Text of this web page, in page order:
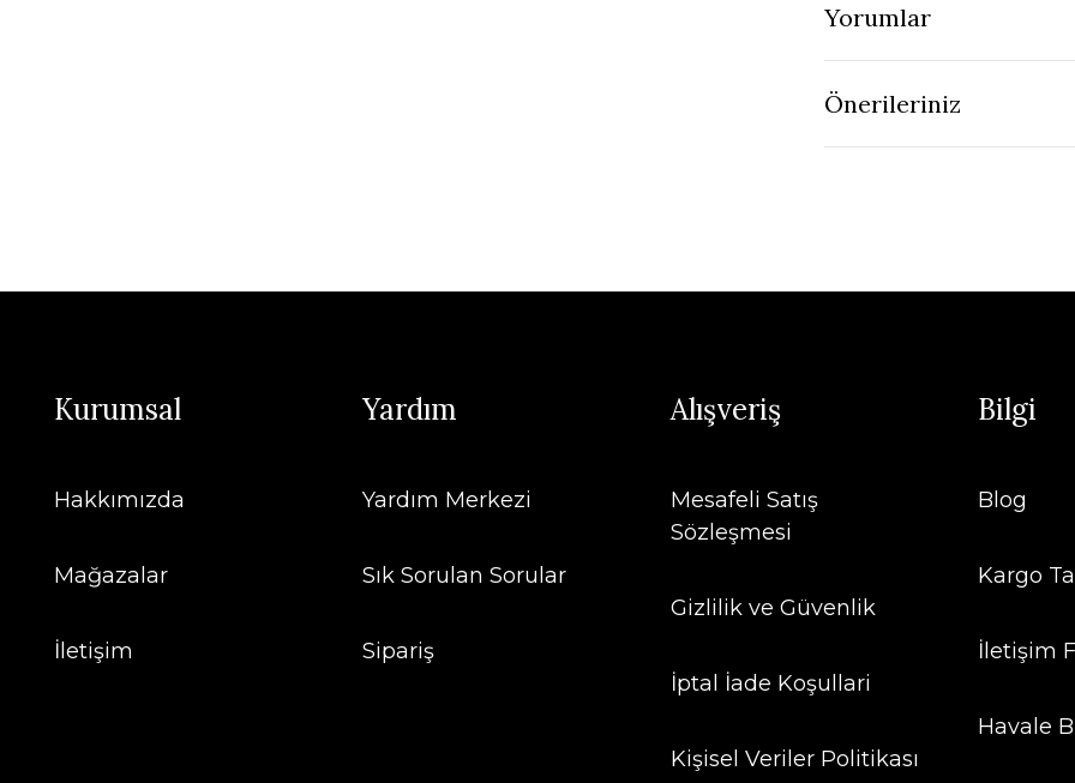
Yorumlar
Önerileriniz
Kurumsal
Hakkımızda
Mağazalar
İletişim
Yardım
Yardım Merkezi
Sık Sorulan Sorular
Sipariş
Alışveriş
Mesafeli Satış
Sözleşmesi
Gizlilik ve Güvenlik
İptal İade Koşullari
Kişisel Veriler Politikası
Bilgi
Blog
Kargo
İletişim
Havale